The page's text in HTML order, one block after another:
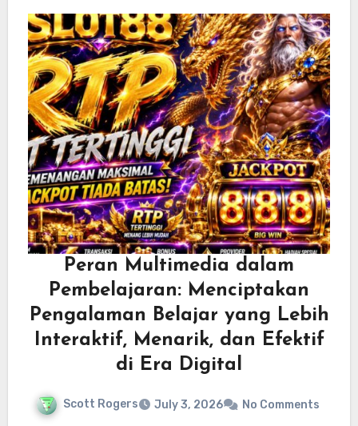
Peran Multimedia dalam
Pembelajaran: Menciptakan
Pengalaman Belajar yang Lebih
Interaktif, Menarik, dan Efektif
di Era Digital
Scott Rogers July 3, 2026 No Comments